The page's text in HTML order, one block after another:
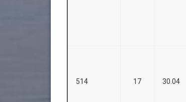
514 17 30.04